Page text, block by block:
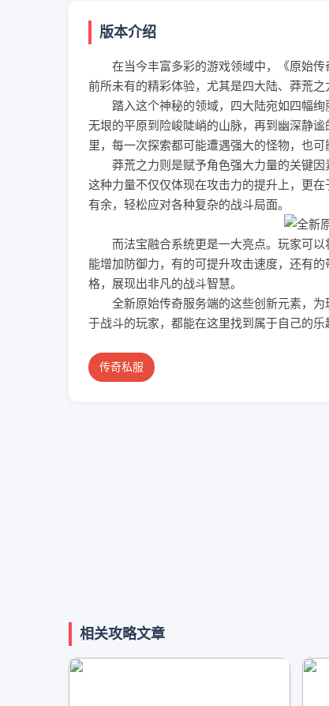
版本介绍
在当今丰富多彩的游戏领域中，《原始传
前所未有的精彩体验，尤其是四大陆、莽荒
踏入这个神秘的领域，四大陆宛如四幅绚
无垠的平原到险峻陡峭的山脉，再到幽深静
里，每一次探索都可能遭遇强大的怪物，也可
莽荒之力则是赋予角色强大力量的关键因
这种力量不仅仅体现在攻击力的提升上，更
有余，轻松应对各种复杂的战斗局面。
而法宝融合系统更是一大亮点。玩家可以
能增加防御力，有的可提升攻击速度，还有
格，展现出非凡的战斗智慧。
全新原始传奇服务端的这些创新元素，为
于战斗的玩家，都能在这里找到属于自己的
传奇私服
相关攻略文章